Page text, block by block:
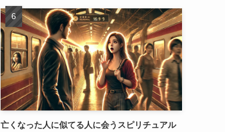
亡くなった人に似てる人に会うスピリチュアル